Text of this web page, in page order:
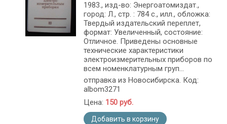
1983., изд-во: Энергоатомиздат.,
город: Л., стр. : 784 с., илл., обложка:
Твердый издательский переплет,
формат: Увеличенный, состояние:
Отличное. Приведены основные
технические характеристики
электроизмерительных приборов по
всем номенклатурным груп...
отправка из Новосибирска. Код:
albom3271
Цена: 150 руб.
Добавить в корзину